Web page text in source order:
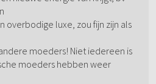
overbodige luxe, zou fijn zijn als
moeders! Niet iedereen is
moeders hebben weer